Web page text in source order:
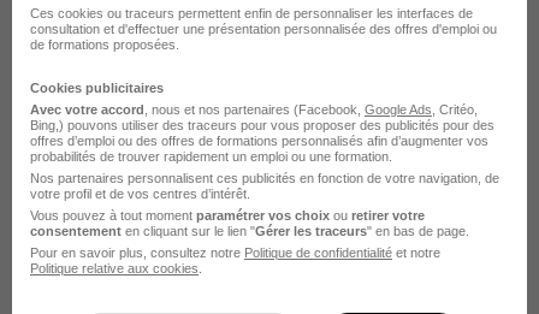
Studi CFA
Paris 2e - 75
Alternance
492,22 - 1 823,03 € / mois
Voir l’offre
Ces cookies ou traceurs permettent enfin de personnaliser les interfaces de
consultation et d'effectuer une présentation personnalisée des offres d'emploi ou
de formations proposées.
Cookies publicitaires
Avec votre accord , nous et nos partenaires (Facebook, Google Ads , Critéo,
Bing,) pouvons utiliser des traceurs pour vous proposer des publicités pour des
offres d’emploi ou des offres de formations personnalisés afin d’augmenter vos
probabilités de trouver rapidement un emploi ou une formation.
Nos partenaires personnalisent ces publicités en fonction de votre navigation, de
votre profil et de vos centres d’intérêt.
Vous pouvez à tout moment paramétrer vos choix ou retirer votre
consentement en cliquant sur le lien "Gérer les traceurs" en bas de page.
Pour en savoir plus, consultez notre Politique de confidentialité et notre
Politique relative aux cookies